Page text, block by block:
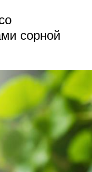
сорной